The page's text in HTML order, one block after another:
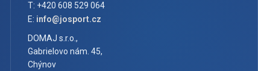
T: +420 608 529 064
E: info@josport.cz
DOMAJ s.r.o.,
Gabrielovo nám. 45,
Chýnov